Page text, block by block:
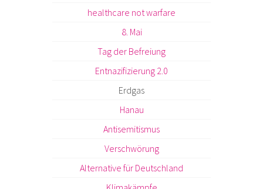
healthcare not warfare
8. Mai
Tag der Befreiung
Entnazifizierung 2.0
Erdgas
Hanau
Antisemitismus
Verschwörung
Alternative für Deutschland